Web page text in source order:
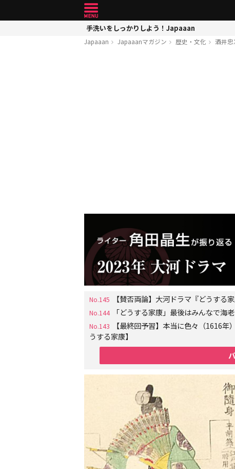
手洗いをしっかりしよう！Japaaan
Japaaan Japaaanマガジン 歴史・文化 酒井
No.145 【賛否両論】大河ドラマ『どうする
No.144 「どうする家康」最後はみんなで
No.143
【最終回予習】本当に色々（1616
うする家康】